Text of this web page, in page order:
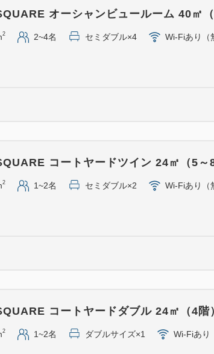
※4歳～大人の方が対象
※海鮮焼きの食材の産
夕食はAQUA
は和洋ブッフェをご用
※お食事会場は選べま
■夕食ブッフェ時アル
トドリンクもフリーフ
※アルコール・ソフト
オーシャンビュールーム 40㎡（
2 2~4名 セミダブル×4 Wi-Fiあり（
コートヤードツイン 24㎡（5～8
2 1~2名 セミダブル×2 Wi-Fiあり（
コートヤードダブル 24㎡（4階
2 1~2名 ダブルサイズ×1 Wi-Fiあり